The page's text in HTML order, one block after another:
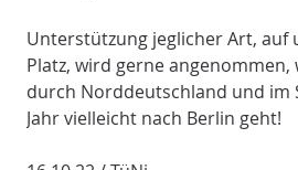
Unterstützung jeglicher Art, auf
Platz, wird gerne
durch Norddeutschland und im
Jahr vielleicht nach Berlin geht!